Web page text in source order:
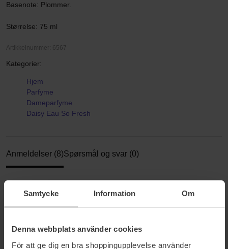
Samtycke Information Om
Denna webbplats använder cookies
För att ge dig en bra shoppingupplevelse använder
Basenote: Plommer.
Størrelse: 75 ml
Artikkelnummer: 6567
Kategorier:
Hjem
Parfyme
Dameparfyme
Daisy Eau So Fresh
Anmeldelser (8)Spørsmål og svar (0)
4.9
Basert på 8 anmeldelser